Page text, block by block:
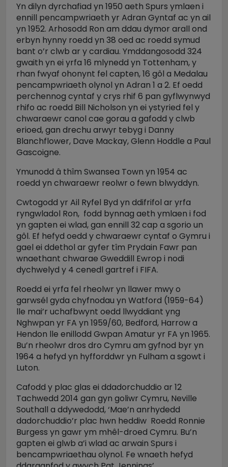
Yn dilyn dyrchafiad yn 1950 aeth Spurs ymlaen i
ennill pencampwriaeth yr Adran Gyntaf ac yn ail
yn 1952. Arhosodd Ron am ddau dymor arall ond
erbyn hynny roedd yn 38 oed ac roedd symud
bant o’r clwb ar y cardiau. Ymddangosodd 324
gwaith yn ei yrfa 16 mlynedd yn Tottenham, y
rhan fwyaf ohonynt fel capten, 16 gôl a Medalau
pencampwriaeth olynol yn Adran 1 a 2. Ef oedd
perchennog cyntaf y crys rhif 6 pan gyflwynwyd
rhifo ac roedd Bill Nicholson yn ei ystyried fel y
chwaraewr canol cae gorau a gafodd y clwb
erioed, gan drechu arwyr tebyg i Danny
Blanchflower, Dave Mackay, Glenn Hoddle a Paul
Gascoigne.
Ymunodd â thîm Swansea Town yn 1954 ac
roedd yn chwaraewr reolwr o fewn blwyddyn.
Cwtogodd yr Ail Ryfel Byd yn ddifrifol ar yrfa
ryngwladol Ron, fodd bynnag aeth ymlaen i fod
yn gapten ei wlad, gan ennill 32 cap a sgorio un
gôl. Ef hefyd oedd y chwaraewr cyntaf o Gymru i
gael ei ddethol ar gyfer tîm Prydain Fawr pan
wnaethant chwarae Gweddill Ewrop i nodi
dychwelyd y 4 cenedl gartref i FIFA.
Roedd ei yrfa fel rheolwr yn llawer mwy o
garwsél gyda chyfnodau yn Watford (1959-64)
lle mai’r uchafbwynt oedd llwyddiant yng
Nghwpan yr FA yn 1959/60, Bedford, Harrow a
Hendon lle enillodd Gwpan Amatur yr FA yn 1965.
Bu’n rheolwr dros dro Cymru am gyfnod byr yn
1964 a hefyd yn hyfforddwr yn Fulham a sgowt i
Luton.
Cafodd y plac glas ei ddadorchuddio ar 12
Tachwedd 2014 gan gyn goliwr Cymru, Neville
Southall a ddywedodd, ‘Mae’n anrhydedd
dadorchuddio’r plac hwn heddiw Roedd Ronnie
Burgess yn gawr ym mhêl-droed Cymru. Bu’n
gapten ei glwb a’i wlad ac arwain Spurs i
bencampwriaethau olynol. Fe wnaeth hefyd